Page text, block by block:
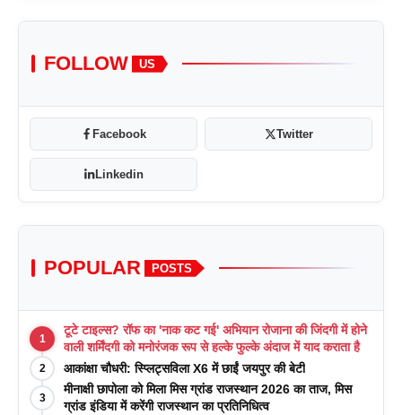
FOLLOW US
Facebook Twitter
Linkedin
POPULAR POSTS
1
टूटे टाइल्स? रॉफ का 'नाक कट गई' अभियान रोजाना की जिंदगी में होने
वाली शर्मिंदगी को मनोरंजक रूप से हल्के फुल्के अंदाज में याद कराता है
2 आकांक्षा चौधरी: स्प्लिट्सविला X6 में छाईं जयपुर की बेटी
3
मीनाक्षी छापोला को मिला मिस ग्रांड राजस्थान 2026 का ताज, मिस
ग्रांड इंडिया में करेंगी राजस्थान का प्रतिनिधित्व